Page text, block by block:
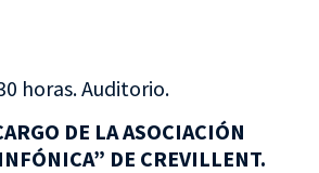
horas. Auditorio.
DE LA ASOCIACIÓN
DE CREVILLENT.